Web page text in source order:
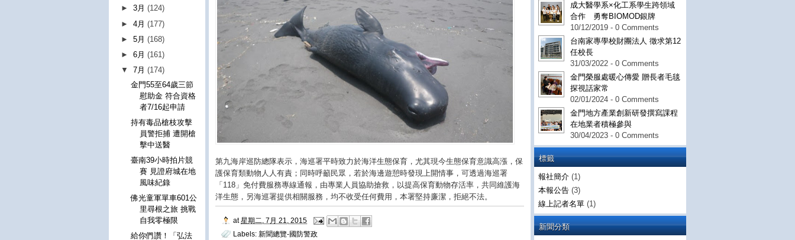
成大醫學系×化工系學生跨領域
合作 勇奪BIOMOD銀牌
10/12/2019 - 0 Comments
台南家專學校財團法人 徵求第12
任校長
31/03/2022 - 0 Comments
金門榮服處暖心傳愛 贈長者毛毯
探視話家常
02/01/2024 - 0 Comments
金門地方產業創新研發撰寫課程
在地業者積極參與
30/04/2023 - 0 Comments
標籤
報社簡介 (1)
本報公告 (3)
線上記者名單 (1)
新聞分類
第九海岸巡防總隊表示，海巡署平時致力於海洋生態保育，尤其現今生態保育意識高漲，保
護保育類動物人人有責；同時呼籲民眾，若於海邊遊憩時發現上開情事，可透過海巡署
「118」免付費服務專線通報，由專業人員協助搶救，以提高保育動物存活率，共同維護海
洋生態，另海巡署提供相關服務，均不收受任何費用，本署堅持廉潔，拒絕不法。
at 星期二, 7月 21, 2015
Labels: 新聞總覽-國防警政
►3月(124)
►4月(177)
►5月(168)
►6月(161)
▼7月(174)
金門55至64歲三節
慰助金 符合資格
者7/16起申請
持有毒品槍枝攻擊
員警拒捕 遭開槍
擊中送醫
臺南39小時拍片競
賽 見證府城在地
風味紀錄
佛光童軍單車601公
里尋根之旅 挑戰
自我零極限
給你們讚！「弘法